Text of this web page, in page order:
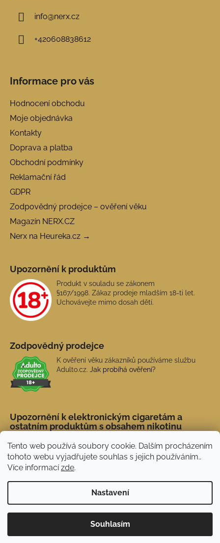
Tento web používá soubory cookie. Dalším procházením
tohoto webu vyjadřujete souhlas s jejich používáním..
Více informacízde.
Nastavení
Souhlasím
Novinka: Akční doprava s PPL od 45 Kč. Při
nákupu nad 1 500 Kč doprava ZDARMA.
info@nerx.cz
+420608838612
Informace pro vás
Hodnocení obchodu
Moje objednávka
Kontakty
Doprava a platba
Obchodní podmínky
Reklamační řád
GDPR
Zodpovědný prodejce – ověření věku
Magazín NERX.CZ
Nerx na Heureka.cz →
Upozornění k produktům
Produkt v souladu se zákonem
§167/1998. Zákaz prodeje mladším 18-ti let.
Uchovávejte mimo dosah dětí.
Zodpovědný prodejce
K ověření věku zákazníků používáme službu
Adulto.cz. Jak probíhá ověření?
Upozornění k elektronickým cigaretám a
ostatním produktům s obsahem nikotinu
Vytvořil Shoptet
NERX.CZ. Všechna práva vyhrazena.